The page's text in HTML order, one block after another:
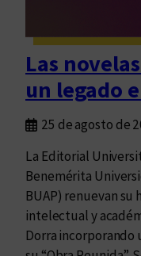
i
b
r
p
r
l
a
M
e
q
u
e
p
u
d
e
v
i
s
Las
un legado
25 de agosto de
La Editorial
Benemérita
BUAP) renuevan su
intelectual y
Dorra